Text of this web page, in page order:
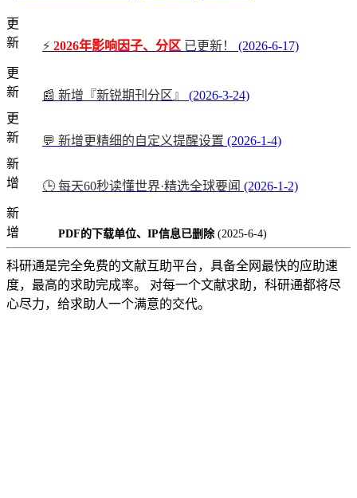
更
新
⚡ 2026年影响因子、分区 已更新！
(2026-6-17)
更
新
📰 新增『新锐期刊分区』
(2026-3-24)
更
新
💬 新增更精细的自定义提醒设置 (2026-1-4)
新
增
🕒 每天60秒读懂世界·精选全球要闻 (2026-1-2)
新
增
PDF的下载单位、IP信息已删除 (2025-6-4)
科研通是完全免费的文献互助平台，具备全网最快的应助速
度，最高的求助完成率。 对每一个文献求助，科研通都将尽
心尽力，给求助人一个满意的交代。